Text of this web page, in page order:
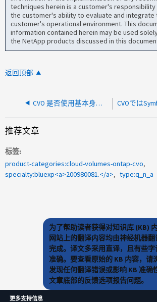
techniques herein is a customer's responsibility
the customer's ability to evaluate and integrate
customer's operational environment. This
information contained herein may be used
the NetApp products discussed in this
返回顶部
CVO 是否使用基本身份验证进行 SMTP AUTH？
推荐文章
标签
product-categories:cloud-volumes-ontap-cvo
specialty:bluexp<a>200980081.</a>
type:q_n_a
为了帮助读者获得对知识库 (KB)
网站上的翻译内容均由神经机器
完成。译文多采用直译，且有些
准确。要查看原始的 KB 内容，请
发现任何翻译错误或影响 KB 准确
文章底部的反馈选项报告问题。
更多支持信息